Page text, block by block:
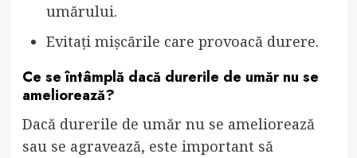
umărului.
Evitați mișcările care provoacă durere.
Ce se întâmplă dacă durerile de umăr nu se
ameliorează?
Dacă durerile de umăr nu se ameliorează
sau se agravează, este important să